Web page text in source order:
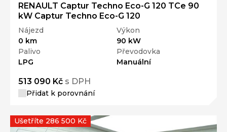
RENAULT Captur Techno Eco-G 120 TCe 90
kW Captur Techno Eco-G 120
Nájezd
0 km
Výkon
90 kW
Palivo
LPG
Převodovka
Manuální
513 090 Kč s DPH
Přidat k porovnání
Ušetříte 286 500 Kč